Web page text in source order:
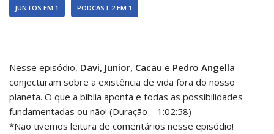
JUNTOS EM 1 PODCAST 2 EM 1
Nesse episódio, Davi, Junior, Cacau e Pedro Angella
conjecturam sobre a existência de vida fora do nosso
planeta. O que a bíblia aponta e todas as possibilidades
fundamentadas ou não! (Duração – 1:02:58)
*Não tivemos leitura de comentários nesse episódio!